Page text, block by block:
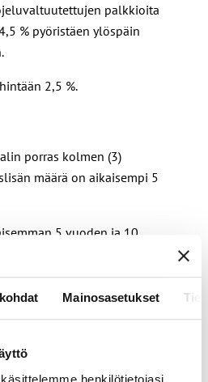
Mainosasetukset
käsittelemme henkilötietojasi,
palkkioita
% pyöristäen ylöspäin
2,5 %.
porras kolmen (3)
määrä on aikaisempi 5
5 vuoden ja 10
on oikeus saada
johon sisältyy
arkipäivää.